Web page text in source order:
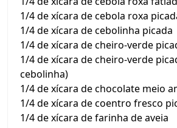
1/4 de xícara de cebola roxa
1/4 de xícara de cebolinha picada
1/4 de xícara de cheiro-verde
1/4 de xícara de cheiro-verde
cebolinha)
1/4 de xícara de chocolate meio
1/4 de xícara de coentro fresco
1/4 de xícara de farinha de aveia